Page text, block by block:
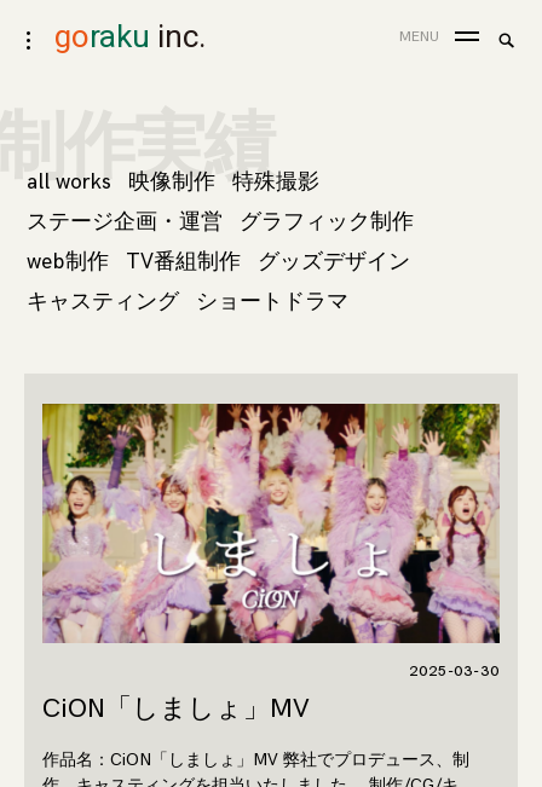
to
goraku inc.
toggle
MENU
作実績
all works 映像制作
特殊撮影
ステージ企画・運営
グラフィック制作
web制作
TV番組制作
グッズデザイン
キャスティング
ショートドラマ
2025-03-30
CiON「しましょ」MV
作品名：CiON「しましょ」MV 弊社でプロデュース、制
search